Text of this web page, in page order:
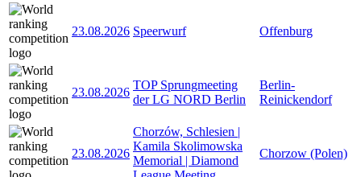
23.08.2026 Speerwurf Offenburg
23.08.2026
TOP Sprungmeeting
der LG NORD Berlin
Berlin-
Reinickendorf
23.08.2026
Chorzów, Schlesien |
Kamila Skolimowska
Memorial | Diamond
Chorzow (Polen)